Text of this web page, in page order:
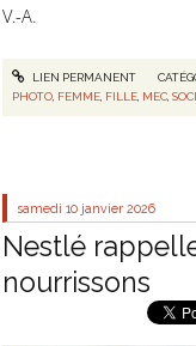
V.-A.
LIEN PERMANENT
PHOTO, FEMME, FILLE, MEC,
samedi 10 janvier 2026
Nestlé
nourrissons